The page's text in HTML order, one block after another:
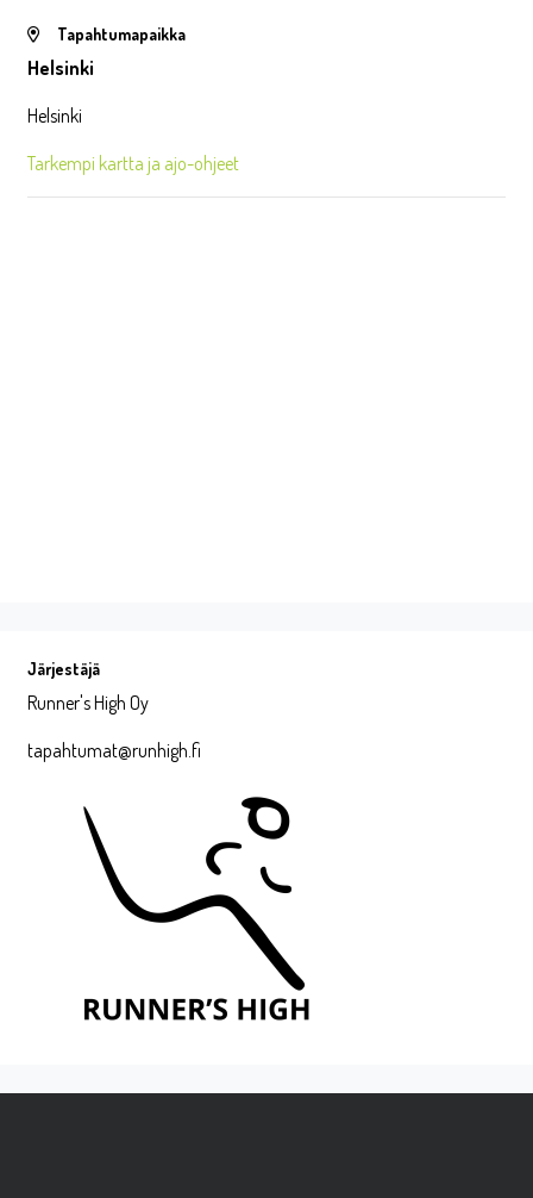
Tapahtumapaikka
Helsinki
Helsinki
Tarkempi kartta ja ajo-ohjeet
Järjestäjä
Runner's High Oy
tapahtumat@runhigh.fi